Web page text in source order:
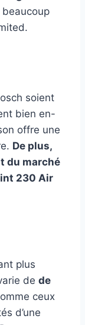
soient
bien en-
offre une
De plus,
du marché
230 Air
plus
de de
ceux
d’une